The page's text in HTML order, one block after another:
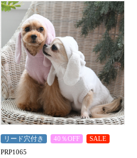
リード穴付き 40％OFF SALE
PRP1065